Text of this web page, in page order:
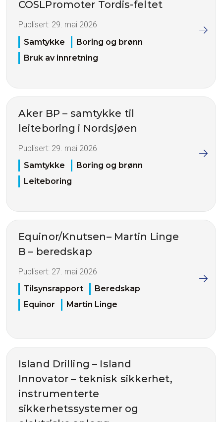
COSLPromoter Tordis-feltet
Publisert: 29. mai 2026
Samtykke
Boring og brønn
Bruk av innretning
Aker BP – samtykke til
leiteboring i Nordsjøen
Publisert: 29. mai 2026
Samtykke
Boring og brønn
Leiteboring
Equinor/Knutsen– Martin Linge
B – beredskap
Publisert: 27. mai 2026
Tilsynsrapport
Beredskap
Equinor
Martin Linge
Island Drilling – Island
Innovator – teknisk sikkerhet,
instrumenterte
sikkerhetssystemer og